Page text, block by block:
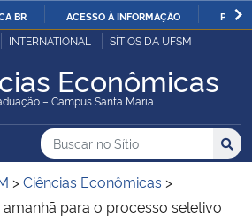
IR
O
BR ACESSO À INFORMAÇÃO
Pública
INTERNATIONAL SÍTIOS DA UFSM
Econômicas
– Campus Santa Maria
do Sítio
Busca
Buscar no no Sítio
Busca:
>Ciências Econômicas >
para o processo seletivo